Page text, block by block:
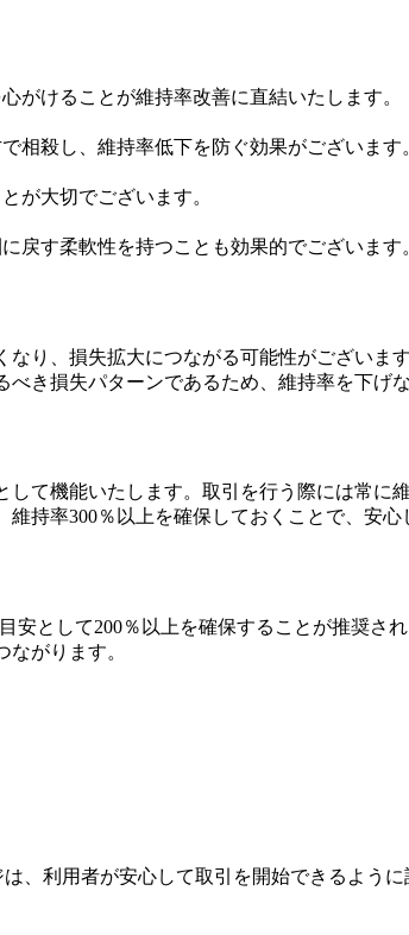
がけることが維持率改善に直結いたします。
相殺し、維持率低下を防ぐ効果がございます
が大切でございます。
戻す柔軟性を持つことも効果的でございます
り、損失拡大につながる可能性がござい
き損失パターンであるため、維持率を下げ
て機能いたします。取引を行う際には常に
持率300％以上を確保しておくことで、安心
安として200％以上を確保することが推奨さ
がります。
、利用者が安心して取引を開始できるよう